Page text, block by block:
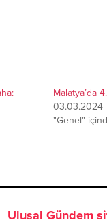
Malatya’da
03.03.2024
"Genel"
Ulusal Gündem